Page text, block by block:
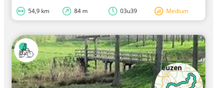
54,9 km 84 m 03u39 Medium